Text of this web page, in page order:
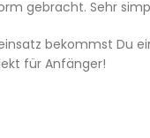
gebracht. Sehr
bekommst Du
für Anfänger!